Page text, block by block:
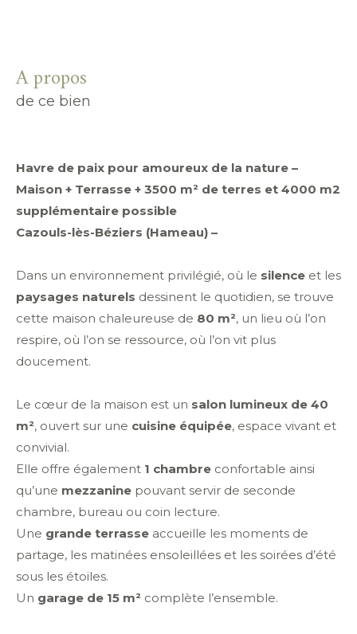
a propos
de ce bien
Havre de paix pour amoureux de la nature –
Maison + Terrasse + 3500 m² de terres et 4000 m2
supplémentaire possible
Cazouls-lès-Béziers (Hameau) –
Dans un environnement privilégié, où le silence et les
paysages naturels dessinent le quotidien, se trouve
cette maison chaleureuse de 80 m², un lieu où l’on
respire, où l’on se ressource, où l’on vit plus
doucement.
Le cœur de la maison est un salon lumineux de 40
m², ouvert sur une cuisine équipée, espace vivant et
convivial.
Elle offre également 1 chambre confortable ainsi
qu’une mezzanine pouvant servir de seconde
chambre, bureau ou coin lecture.
Une grande terrasse accueille les moments de
partage, les matinées ensoleillées et les soirées d’été
sous les étoiles.
Un garage de 15 m² complète l’ensemble.